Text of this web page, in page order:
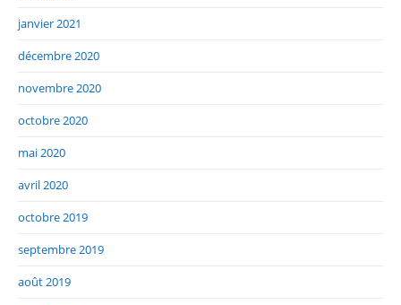
janvier 2021
décembre 2020
novembre 2020
octobre 2020
mai 2020
avril 2020
octobre 2019
septembre 2019
août 2019